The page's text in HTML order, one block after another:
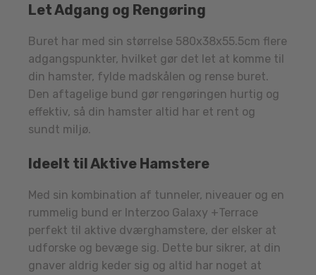
Let Adgang og Rengøring
Buret har med sin størrelse 580x38x55.5cm flere
adgangspunkter, hvilket gør det let at komme til
din hamster, fylde madskålen og rense buret.
Den aftagelige bund gør rengøringen hurtig og
effektiv, så din hamster altid har et rent og
sundt miljø.
Ideelt til Aktive Hamstere
Med sin kombination af tunneler, niveauer og en
rummelig bund er Interzoo Galaxy +Terrace
perfekt til aktive dværghamstere, der elsker at
udforske og bevæge sig. Dette bur sikrer, at din
gnaver aldrig keder sig og altid har noget at